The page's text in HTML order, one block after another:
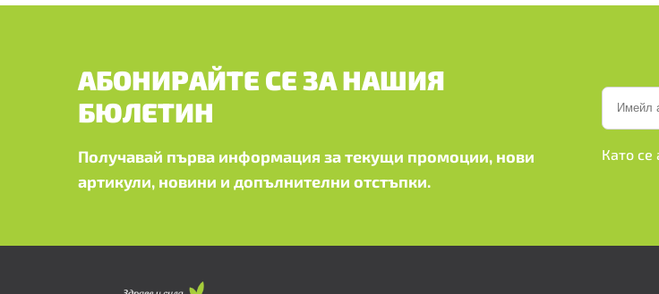
АБОНИРАЙТЕ СЕ ЗА НАШИЯ
БЮЛЕТИН
Получавай първа информация за текущи промоции, нови
артикули, новини и допълнителни отстъпки.
Като се